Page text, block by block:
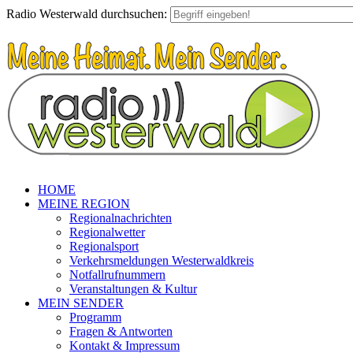
Radio Westerwald durchsuchen:
HOME
MEINE REGION
Regionalnachrichten
Regionalwetter
Regionalsport
Verkehrsmeldungen Westerwaldkreis
Notfallrufnummern
Veranstaltungen & Kultur
MEIN SENDER
Programm
Fragen & Antworten
Kontakt & Impressum